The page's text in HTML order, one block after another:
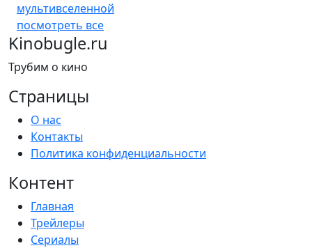
мультивселенной
посмотреть все
Kinobugle.ru
Трубим о кино
Страницы
О нас
Контакты
Политика конфиденциальности
Контент
Главная
Трейлеры
Сериалы